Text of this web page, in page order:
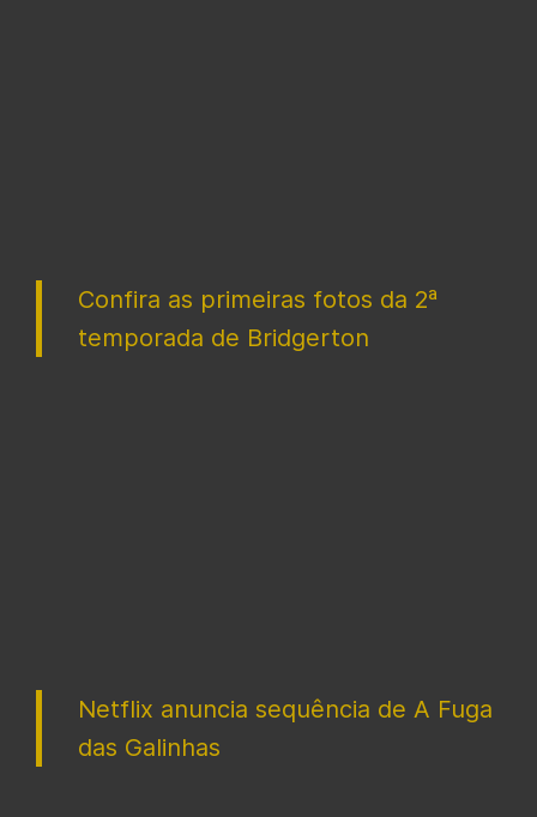
Confira as primeiras fotos da 2ª
temporada de Bridgerton
Netflix anuncia sequência de A Fuga
das Galinhas